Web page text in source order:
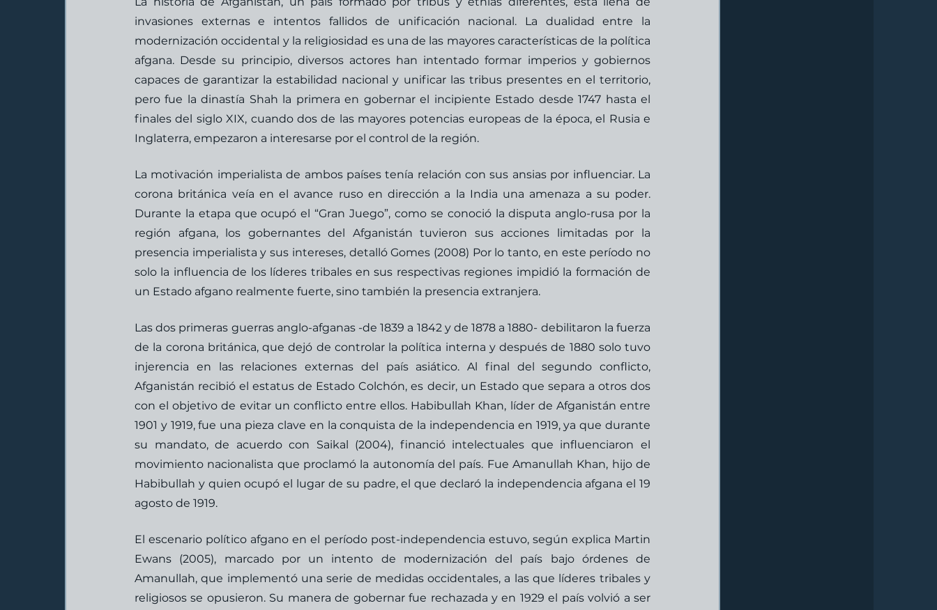
invasiones externas e intentos fallidos de unificación nacional. La dualidad entre la
modernización occidental y la religiosidad es una de las mayores características de la política
afgana. Desde su principio, diversos actores han intentado formar imperios y gobiernos
capaces de garantizar la estabilidad nacional y unificar las tribus presentes en el territorio,
pero fue la dinastía Shah la primera en gobernar el incipiente Estado desde 1747 hasta el
finales del siglo XIX, cuando dos de las mayores potencias europeas de la época, el Rusia e
Inglaterra, empezaron a interesarse por el control de la región.
La motivación imperialista de ambos países tenía relación con sus ansias por influenciar. La
corona británica veía en el avance ruso en dirección a la India una amenaza a su poder.
Durante la etapa que ocupó el “Gran Juego”, como se conoció la disputa anglo-rusa por la
región afgana, los gobernantes del Afganistán tuvieron sus acciones limitadas por la
presencia imperialista y sus intereses, detalló Gomes (2008) Por lo tanto, en este período no
solo la influencia de los líderes tribales en sus respectivas regiones impidió la formación de
un Estado afgano realmente fuerte, sino también la presencia extranjera.
Las dos primeras guerras anglo-afganas -de 1839 a 1842 y de 1878 a 1880- debilitaron la fuerza
de la corona británica, que dejó de controlar la política interna y después de 1880 solo tuvo
injerencia en las relaciones externas del país asiático. Al final del segundo conflicto,
Afganistán recibió el estatus de Estado Colchón, es decir, un Estado que separa a otros dos
con el objetivo de evitar un conflicto entre ellos. Habibullah Khan, líder de Afganistán entre
1901 y 1919, fue una pieza clave en la conquista de la independencia en 1919, ya que durante
su mandato, de acuerdo con Saikal (2004), financió intelectuales que influenciaron el
movimiento nacionalista que proclamó la autonomía del país. Fue Amanullah Khan, hijo de
Habibullah y quien ocupó el lugar de su padre, el que declaró la independencia afgana el 19
agosto de 1919.
El escenario político afgano en el período post-independencia estuvo, según explica Martin
Ewans (2005), marcado por un intento de modernización del país bajo órdenes de
Amanullah, que implementó una serie de medidas occidentales, a las que líderes tribales y
religiosos se opusieron. Su manera de gobernar fue rechazada y en 1929 el país volvió a ser